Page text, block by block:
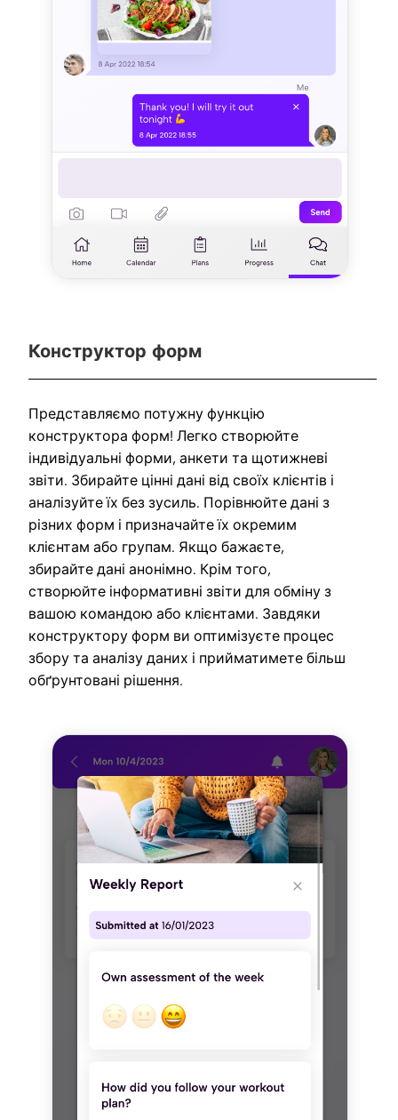
Конструктор форм
Представляємо потужну функцію
конструктора форм! Легко створюйте
індивідуальні форми, анкети та щотижневі
звіти. Збирайте цінні дані від своїх клієнтів і
аналізуйте їх без зусиль. Порівнюйте дані з
різних форм і призначайте їх окремим
клієнтам або групам. Якщо бажаєте,
збирайте дані анонімно. Крім того,
створюйте інформативні звіти для обміну з
вашою командою або клієнтами. Завдяки
конструктору форм ви оптимізуєте процес
збору та аналізу даних і прийматимете більш
обґрунтовані рішення.